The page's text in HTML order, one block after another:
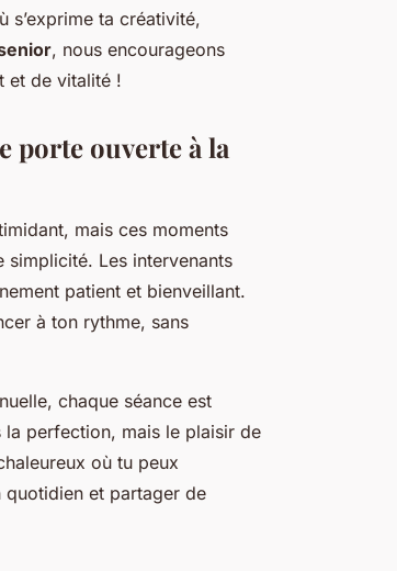
s’exprime ta créativité,
, nous encourageons
et de vitalité !
porte ouverte à la
mais ces moments
Les intervenants
patient et bienveillant.
à ton rythme, sans
chaque séance est
la perfection, mais le plaisir de
où tu peux
et partager de